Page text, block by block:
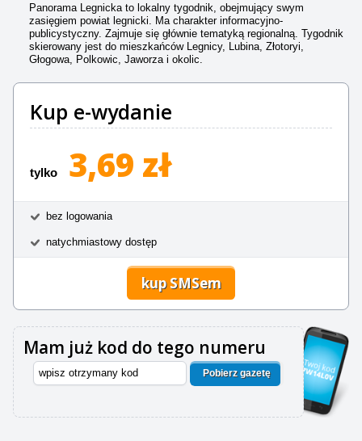
Panorama Legnicka to lokalny tygodnik, obejmujący swym
zasięgiem powiat legnicki. Ma charakter informacyjno-
publicystyczny. Zajmuje się głównie tematyką regionalną. Tygodnik
skierowany jest do mieszkańców Legnicy, Lubina, Złotoryi,
Głogowa, Polkowic, Jaworza i okolic.
Kup e-wydanie
tylko 3,69 zł
bez logowania
natychmiastowy dostęp
kup SMSem
Mam już kod do tego numeru
Pobierz gazetę